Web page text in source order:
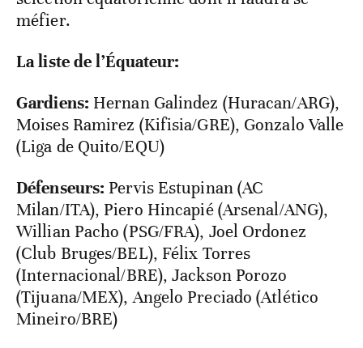
méfier.
La liste de l’Équateur:
Gardiens: Hernan Galindez (Huracan/ARG),
Moises Ramirez (Kifisia/GRE), Gonzalo Valle
(Liga de Quito/EQU)
Défenseurs: Pervis Estupinan (AC
Milan/ITA), Piero Hincapié (Arsenal/ANG),
Willian Pacho (PSG/FRA), Joel Ordonez
(Club Bruges/BEL), Félix Torres
(Internacional/BRE), Jackson Porozo
(Tijuana/MEX), Angelo Preciado (Atlético
Mineiro/BRE)